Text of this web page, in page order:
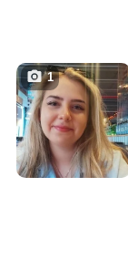
1